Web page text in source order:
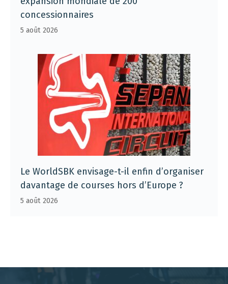
concessionnaires
5 août 2026
Le WorldSBK envisage-t-il enfin d’organiser
davantage de courses hors d’Europe ?
5 août 2026